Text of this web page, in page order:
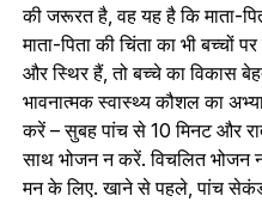
की जरूरत है, वह यह है कि माता-
माता-पिता की चिंता का भी बच्चों
और स्थिर हैं, तो बच्चे का विकास
भावनात्मक स्वास्थ्य कौशल का
करें – सुबह पांच से 10 मिनट और
साथ भोजन न करें. विचलित भोजन
मन के लिए. खाने से पहले, पांच